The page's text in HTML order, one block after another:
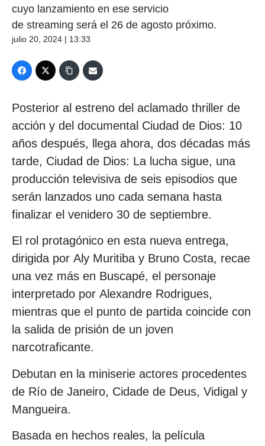
cuyo lanzamiento en ese servicio
de streaming será el 26 de agosto próximo.
julio 20, 2024 | 13:33
Posterior al estreno del aclamado thriller de
acción y del documental Ciudad de Dios: 10
años después, llega ahora, dos décadas más
tarde, Ciudad de Dios: La lucha sigue, una
producción televisiva de seis episodios que
serán lanzados uno cada semana hasta
finalizar el venidero 30 de septiembre.
El rol protagónico en esta nueva entrega,
dirigida por Aly Muritiba y Bruno Costa, recae
una vez más en Buscapé, el personaje
interpretado por Alexandre Rodrigues,
mientras que el punto de partida coincide con
la salida de prisión de un joven
narcotraficante.
Debutan en la miniserie actores procedentes
de Río de Janeiro, Cidade de Deus, Vidigal y
Mangueira.
Basada en hechos reales, la película